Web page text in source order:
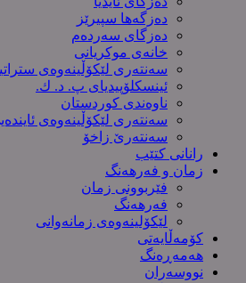
دەزگەها سپیرێز
دەزگای سەردەم
خانەی موکریانی
سەنتەری لێكۆڵینەوەی
ئینسکلۆپیدیای پ. د. ك.
ناوەندی کوردستان
سەنتەری لێکۆڵینەوەى
سەنتەرێ زاخۆ
رانانی کتێب
زمان و فەرهەنگ
فێربوونی زمان
فەرهەنگ
لێکۆلینەوەی زمانەوانی
کۆمەڵایەتی
هەمەڕەنگ
نووسەران